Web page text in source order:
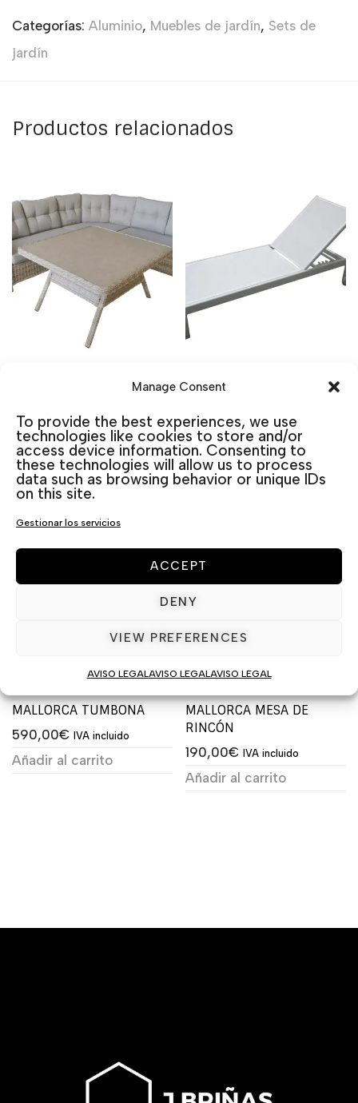
Manage Consent
To provide the best experiences, we use
technologies like cookies to store and/or
access device information. Consenting to
these technologies will allow us to process
data such as browsing behavior or unique IDs
on this site.
Gestionar los servicios
ACCEPT
DENY
VIEW PREFERENCES
AVISO LEGAL AVISO LEGAL AVISO LEGAL
Categorías: Aluminio, Muebles de jardín, Sets de
jardín
Productos relacionados
1.490,00€ IVA incluido
Añadir al carrito
BERLIN TUMBONA
Añadir al carrito
MALLORCA TUMBONA
590,00€ IVA incluido
Añadir al carrito
MALLORCA MESA DE
RINCÓN
190,00€ IVA incluido
Añadir al carrito